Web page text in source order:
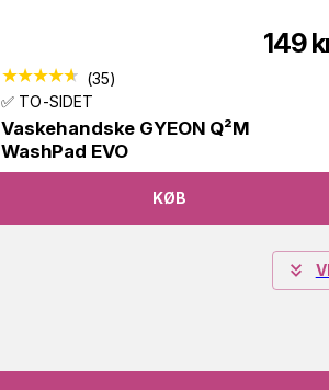
149
(35)
✅ TO-SIDET
Vaskehandske GYEON Q²M
WashPad EVO
KØB